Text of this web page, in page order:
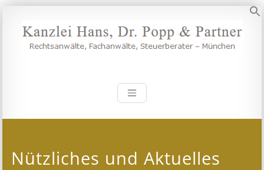
Inhalt
springen
Kanzlei Hans,
Nützliches und Aktuelles